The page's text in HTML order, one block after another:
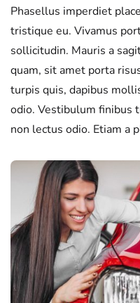
Phasellus imperdiet
tristique eu. Vivamus
sollicitudin. Mauris a
quam, sit amet porta
turpis quis, dapibus
odio. Vestibulum finibus
non lectus odio. Etiam a